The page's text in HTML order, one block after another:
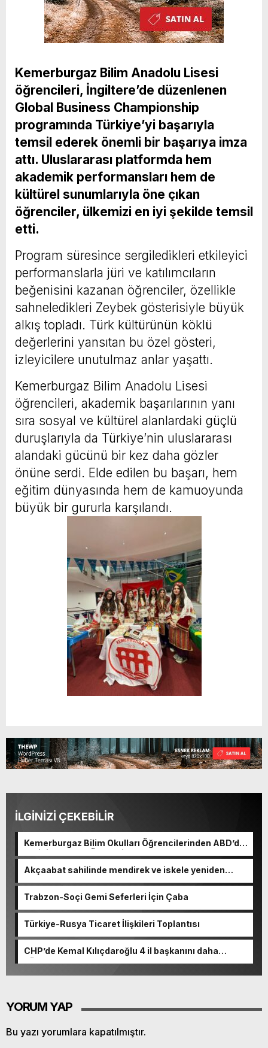
Kemerburgaz Bilim Anadolu Lisesi
öğrencileri, İngiltere’de düzenlenen
Global Business Championship
programında Türkiye’yi başarıyla
temsil ederek önemli bir başarıya imza
attı. Uluslararası platformda hem
akademik performansları hem de
kültürel sunumlarıyla öne çıkan
öğrenciler, ülkemizi en iyi şekilde temsil
etti.
Program süresince sergiledikleri etkileyici
performanslarla jüri ve katılımcıların
beğenisini kazanan öğrenciler, özellikle
sahneledikleri Zeybek gösterisiyle büyük
alkış topladı. Türk kültürünün köklü
değerlerini yansıtan bu özel gösteri,
izleyicilere unutulmaz anlar yaşattı.
Kemerburgaz Bilim Anadolu Lisesi
öğrencileri, akademik başarılarının yanı
sıra sosyal ve kültürel alanlardaki güçlü
duruşlarıyla da Türkiye’nin uluslararası
alandaki gücünü bir kez daha gözler
önüne serdi. Elde edilen bu başarı, hem
eğitim dünyasında hem de kamuoyunda
büyük bir gururla karşılandı.
İLGİNİZİ ÇEKEBİLİR
Kemerburgaz Bilim Okulları Öğrencilerinden ABD’de
Tarihi Başarı: 6 Öğrenci 14 Madalya Kazandı
Akçaabat sahilinde mendirek ve iskele yeniden
Trabzon-Soçi Gemi Seferleri İçin Çaba
Türkiye-Rusya Ticaret İlişkileri Toplantısı
CHP’de Kemal Kılıçdaroğlu 4 il başkanını daha
görevden alacak
YORUM YAP
Bu yazı yorumlara kapatılmıştır.